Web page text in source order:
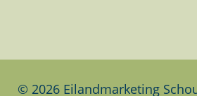
L
W
© 2026 Eilandmarketing